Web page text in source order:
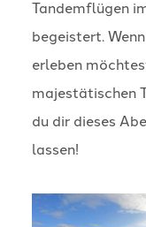
Tandemflügen
begeistert.
erleben
majestätischen
du dir dieses
lassen!